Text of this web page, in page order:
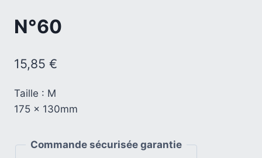
N°60
15,85 €
Taille : M
175 x 130mm
Commande sécurisée garantie